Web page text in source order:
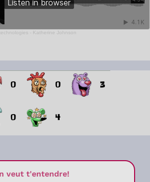
- Katherine Johnson
0 0 3
0 4